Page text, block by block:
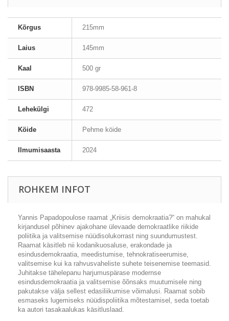
Kõrgus 215mm
Laius 145mm
Kaal 500 gr
ISBN 978-9985-58-961-8
Lehekülgi 472
Köide Pehme köide
Ilmumisaasta 2024
ROHKEM INFOT
Yannis Papadopoulose raamat „Kriisis demokraatia?“ on mahukal
kirjandusel põhinev ajakohane ülevaade demokraatlike riikide
poliitika ja valitsemise nüüdisolukorrast ning suundumustest.
Raamat käsitleb nii kodanikuosaluse, erakondade ja
esindusdemokraatia, meedistumise, tehnokratiseerumise,
valitsemise kui ka rahvusvaheliste suhete teisenemise teemasid.
Juhitakse tähelepanu harjumuspärase modernse
esindusdemokraatia ja valitsemise õõnsaks muutumisele ning
pakutakse välja sellest edasiliikumise võimalusi. Raamat sobib
esmaseks lugemiseks nüüdispoliitika mõtestamisel, seda toetab
ka autori tasakaalukas käsitluslaad.